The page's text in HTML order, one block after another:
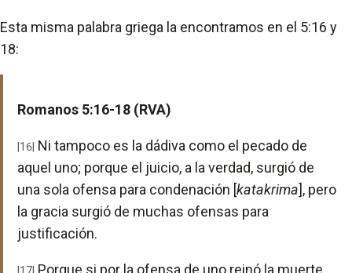
Esta misma palabra griega la encontramos en el 5:16 y
18:
Romanos 5:16-18 (RVA)
|16| Ni tampoco es la dádiva como el pecado de
aquel uno; porque el juicio, a la verdad, surgió de
una sola ofensa para condenación [katakrima], pero
la gracia surgió de muchas ofensas para
justificación.
Porque si por la ofensa de uno reinó la muerte